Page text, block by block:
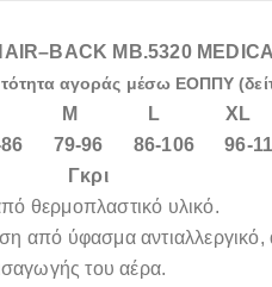
ΜΒ.5320
αγοράς μέσω ΕΟΠΠΥ
S M L XL
86 79-96 86-106 96-
θερμοπλαστικό υλικό.
από ύφασμα αντιαλλεργικό,
του αέρα.